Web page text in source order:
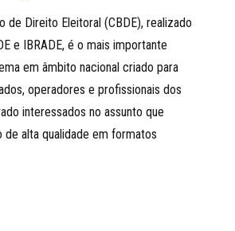
de Direito Eleitoral (CBDE), realizado
e IBRADE, é o mais importante
em âmbito nacional criado para
operadores e profissionais dos
interessados no assunto que
alta qualidade em formatos